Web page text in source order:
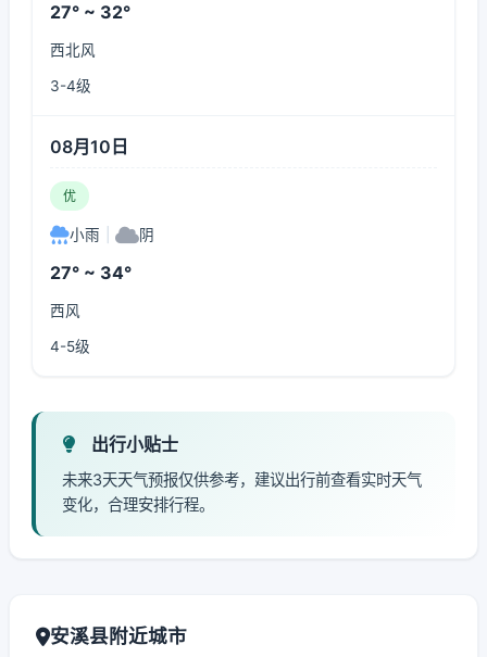
27° ~ 32°
西北风
3-4级
08月10日
优
小雨 阴
27° ~ 34°
西风
4-5级
出行小贴士
未来3天天气预报仅供参考，建议出行前查看实时天气
变化，合理安排行程。
安溪县附近城市